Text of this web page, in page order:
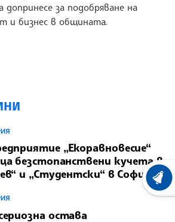
допринесе за подобряване на
и бизнес в общината.
„Екоравновесие“
безстопанствени кучета в
и „Студентски“ в София
остава